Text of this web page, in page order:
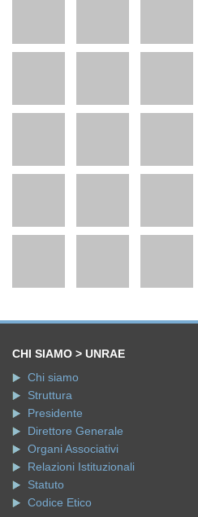
CHI SIAMO > UNRAE
Chi siamo
Struttura
Presidente
Direttore Generale
Organi Associativi
Relazioni Istituzionali
Statuto
Codice Etico